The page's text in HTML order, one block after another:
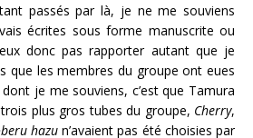
passés par là, je ne me souviens
écrites sous forme manuscrite ou
donc pas rapporter autant que je
que les membres du groupe ont eues
je me souviens, c’est que Tamura
plus gros tubes du groupe, Cherry,
hazu n’avaient pas été choisies par